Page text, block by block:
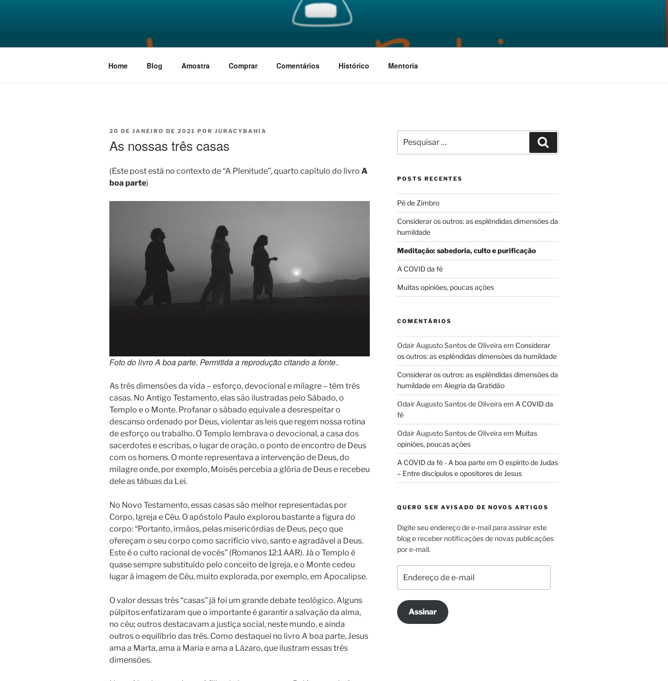
A BOA PARTE
Home Blog Amostra Comprar Comentários Histórico Mentoria
PUBLICADO
20 DE JANEIRO DE 2021 POR JURACYBAHIA
As nossas três casas
(Este post está no contexto de “A Plenitude”, quarto capítulo do livro A
boa parte)
Foto do livro A boa parte. Permitida a reprodução citando a fonte..
As três dimensões da vida – esforço, devocional e milagre – têm três
casas. No Antigo Testamento, elas são ilustradas pelo Sábado, o
Templo e o Monte. Profanar o sábado equivale a desrespeitar o
descanso ordenado por Deus, violentar as leis que regem nossa rotina
de esforço ou trabalho. O Templo lembrava o devocional, a casa dos
sacerdotes e escribas, o lugar de oração, o ponto de encontro de Deus
com os homens. O monte representava a intervenção de Deus, do
milagre onde, por exemplo, Moisés percebia a glória de Deus e recebeu
dele as tábuas da Lei.
No Novo Testamento, essas casas são melhor representadas por
Corpo, Igreja e Céu. O apóstolo Paulo explorou bastante a figura do
corpo: “Portanto, irmãos, pelas misericórdias de Deus, peço que
ofereçam o seu corpo como sacrifício vivo, santo e agradável a Deus.
Este é o culto racional de vocês” (Romanos 12:1 AAR). Já o Templo é
quase sempre substituído pelo conceito de Igreja, e o Monte cedeu
lugar à imagem de Céu, muito explorada, por exemplo, em Apocalipse.
O valor dessas três “casas” já foi um grande debate teológico. Alguns
púlpitos enfatizaram que o importante é garantir a salvação da alma,
no céu; outros destacavam a justiça social, neste mundo, e ainda
outros o equilíbrio das três. Como destaquei no livro A boa parte, Jesus
ama a Marta, ama a Maria e ama a Lázaro, que ilustram essas três
dimensões.
por:
POSTS RECENTES
Pé de Zimbro
Considerar os outros: as esplêndidas dimensões da
humildade
Meditação: sabedoria, culto e purificação
A COVID da fé
Muitas opiniões, poucas ações
COMENTÁRIOS
Odair Augusto Santos de Oliveira em Considerar
os outros: as esplêndidas dimensões da humildade
Considerar os outros: as esplêndidas dimensões da
humildadeem Alegria da Gratidão
Odair Augusto Santos de Oliveira em A COVID da
fé
Odair Augusto Santos de Oliveira em Muitas
opiniões, poucas ações
A COVID da fé - A boa parteem O espírito de Judas
– Entre discípulos e opositores de Jesus
QUERO SER AVISADO DE NOVOS ARTIGOS
Digite seu endereço de e-mail para assinar este
blog e receber notificações de novas publicações
por e-mail.
de
e-
mail
Assinar